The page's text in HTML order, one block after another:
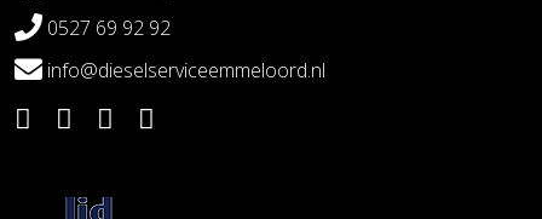
0527 69 92 92
info@dieselserviceemmeloord.nl